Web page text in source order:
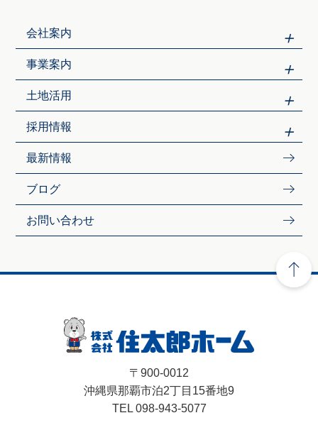
会社案内
事業案内
土地活用
採用情報
最新情報
ブログ
お問い合わせ
〒900-0012
沖縄県那覇市泊2丁目15番地9
TEL 098-943-5077